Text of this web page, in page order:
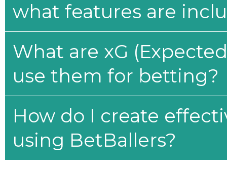
what features are
What are xG
use them for betting?
How do I create
using BetBallers?